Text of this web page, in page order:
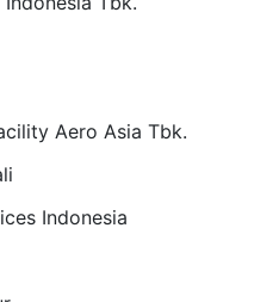
Aero Asia Tbk.
Indonesia